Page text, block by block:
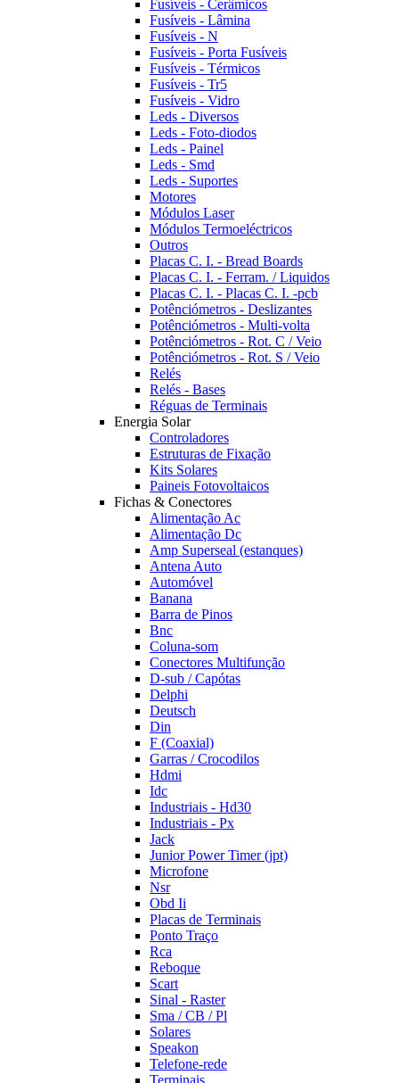
Fusíveis - Cerâmicos
Fusíveis - Lâmina
Fusíveis - N
Fusíveis - Porta Fusíveis
Fusíveis - Térmicos
Fusíveis - Tr5
Fusíveis - Vidro
Leds - Diversos
Leds - Foto-diodos
Leds - Painel
Leds - Smd
Leds - Suportes
Motores
Módulos Laser
Módulos Termoeléctricos
Outros
Placas C. I. - Bread Boards
Placas C. I. - Ferram. / Liquidos
Placas C. I. - Placas C. I. -pcb
Potênciómetros - Deslizantes
Potênciómetros - Multi-volta
Potênciómetros - Rot. C / Veio
Potênciómetros - Rot. S / Veio
Relés
Relés - Bases
Réguas de Terminais
Energia Solar
Controladores
Estruturas de Fixação
Kits Solares
Paineis Fotovoltaicos
Fichas & Conectores
Alimentação Ac
Alimentação Dc
Amp Superseal (estanques)
Antena Auto
Automóvel
Banana
Barra de Pinos
Bnc
Coluna-som
Conectores Multifunção
D-sub / Capótas
Delphi
Deutsch
Din
F (Coaxial)
Garras / Crocodilos
Hdmi
Idc
Industriais - Hd30
Industriais - Px
Jack
Junior Power Timer (jpt)
Microfone
Nsr
Obd Ii
Placas de Terminais
Ponto Traço
Rca
Reboque
Scart
Sinal - Raster
Sma / CB / Pl
Solares
Speakon
Telefone-rede
Terminais